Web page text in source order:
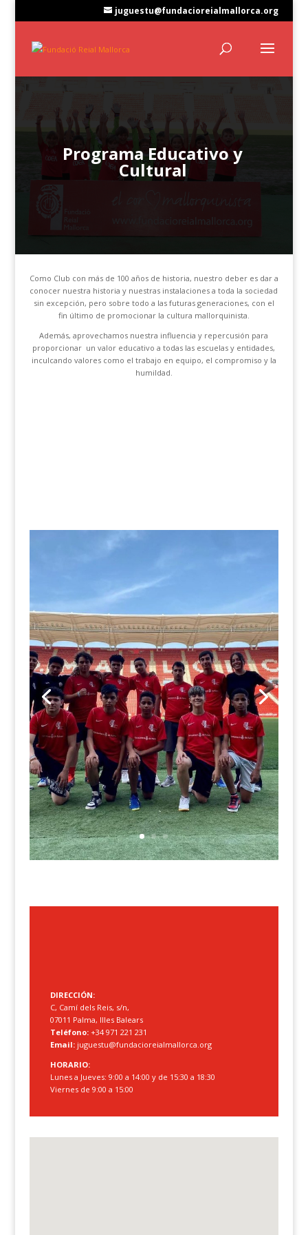
juguestu@fundacioreialmallorca.org
Programa Educativo y
Cultural
Como Club con más de 100 años de historia, nuestro deber es dar a
conocer nuestra historia y nuestras instalaciones a toda la sociedad
sin excepción, pero sobre todo a las futuras generaciones, con el
fin último de promocionar la cultura mallorquinista.
Además, aprovechamos nuestra influencia y repercusión para
proporcionar un valor educativo a todas las escuelas y entidades,
inculcando valores como el trabajo en equipo, el compromiso y la
humildad.
DIRECCIÓN:
C, Camí dels Reis, s/n,
07011 Palma, Illes Balears
Teléfono:+34 971 221 231
Email: juguestu@fundacioreialmallorca.org
HORARIO:
Lunes a Jueves: 9:00 a 14:00 y de 15:30 a 18:30
Viernes de 9:00 a 15:00